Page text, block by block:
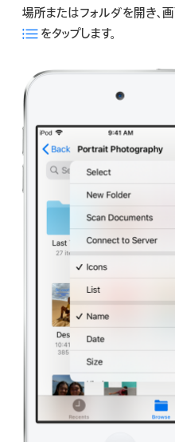
場所またはフォルダを開き、
をタップします。